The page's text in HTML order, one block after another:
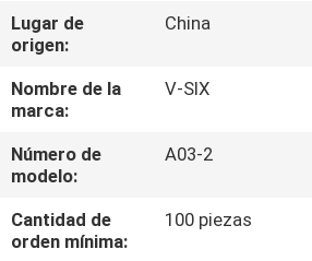
SOBRE
NOSOTROS
RECORRIDO
POR
LA
FÁBRICA
Lugar de
origen:
China
Nombre de la
marca:
V-SIX
Número de
modelo:
A03-2
Cantidad de
orden mínima:
100 piezas